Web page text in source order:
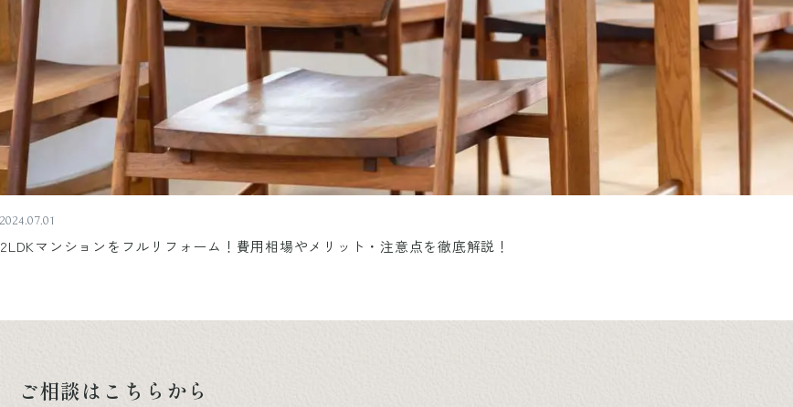
2024.07.01
2LDKマンションをフルリフォーム！費用相場やメリット・注意点を徹底解説！
ご相談はこちらから